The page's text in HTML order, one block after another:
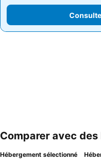
Comparer avec
Hébergement sélectionné